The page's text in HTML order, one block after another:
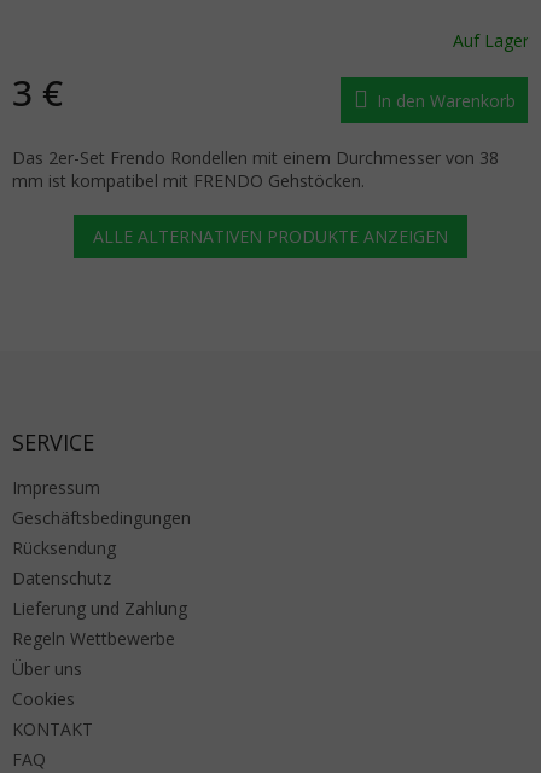
Auf Lager
3 € In den Warenkorb
Das 2er-Set Frendo Rondellen mit einem Durchmesser von 38
mm ist kompatibel mit FRENDO Gehstöcken.
ALLE ALTERNATIVEN PRODUKTE ANZEIGEN
SERVICE
Impressum
Geschäftsbedingungen
Rücksendung
Datenschutz
Lieferung und Zahlung
Regeln Wettbewerbe
Über uns
Cookies
KONTAKT
FAQ